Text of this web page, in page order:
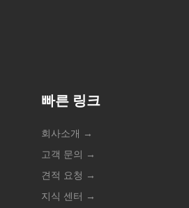
빠른 링크
회사소개 →
고객 문의 →
견적 요청 →
지식 센터 →